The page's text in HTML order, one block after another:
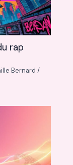
rap
Bernard/